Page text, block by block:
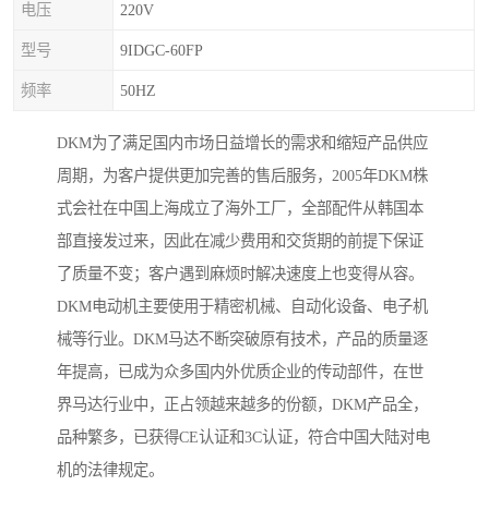
电压 220V
型号 9IDGC-60FP
频率 50HZ
DKM为了满足国内市场日益增长的需求和缩短产品供应
周期，为客户提供更加完善的售后服务，2005年DKM株
式会社在中国上海成立了海外工厂，全部配件从韩国本
部直接发过来，因此在减少费用和交货期的前提下保证
了质量不变；客户遇到麻烦时解决速度上也变得从容。
DKM电动机主要使用于精密机械、自动化设备、电子机
械等行业。DKM马达不断突破原有技术，产品的质量逐
年提高，已成为众多国内外优质企业的传动部件，在世
界马达行业中，正占领越来越多的份额，DKM产品全，
品种繁多，已获得CE认证和3C认证，符合中国大陆对电
机的法律规定。